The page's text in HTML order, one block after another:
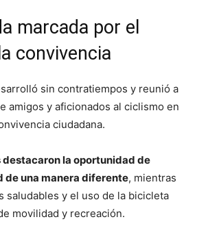
marcada por el
convivencia
sin contratiempos y reunió a
amigos y aficionados al ciclismo en
ciudadana.
la oportunidad de
de una manera diferente, mientras
saludables y el uso de la bicicleta
movilidad y recreación.